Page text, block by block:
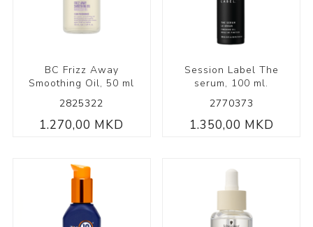
BC Frizz Away
Smoothing Oil, 50 ml
2825322
1.270,00 MKD
Session Label The
serum, 100 ml.
2770373
1.350,00 MKD